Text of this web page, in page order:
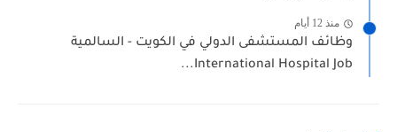
منذ 12 أيام
وظائف المستشفى الدولي في الكويت - السالمية
International Hospital Job...